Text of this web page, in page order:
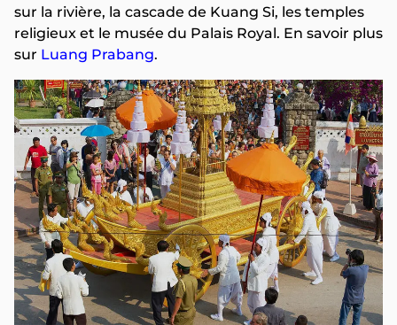
sur la rivière, la cascade de Kuang Si, les temples
religieux et le musée du Palais Royal. En savoir plus
sur Luang Prabang.